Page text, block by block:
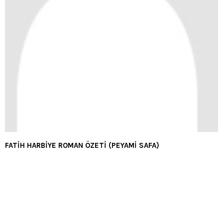
FATİH HARBİYE ROMAN ÖZETİ (PEYAMİ SAFA)